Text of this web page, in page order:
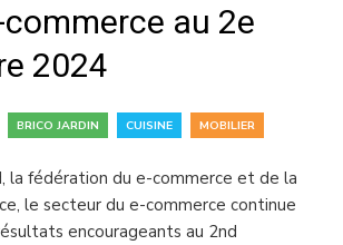
commerce au 2e
2024
BRICO JARDIN CUISINE MOBILIER
la fédération du e-commerce et de la
le secteur du e-commerce continue
encourageants au 2nd